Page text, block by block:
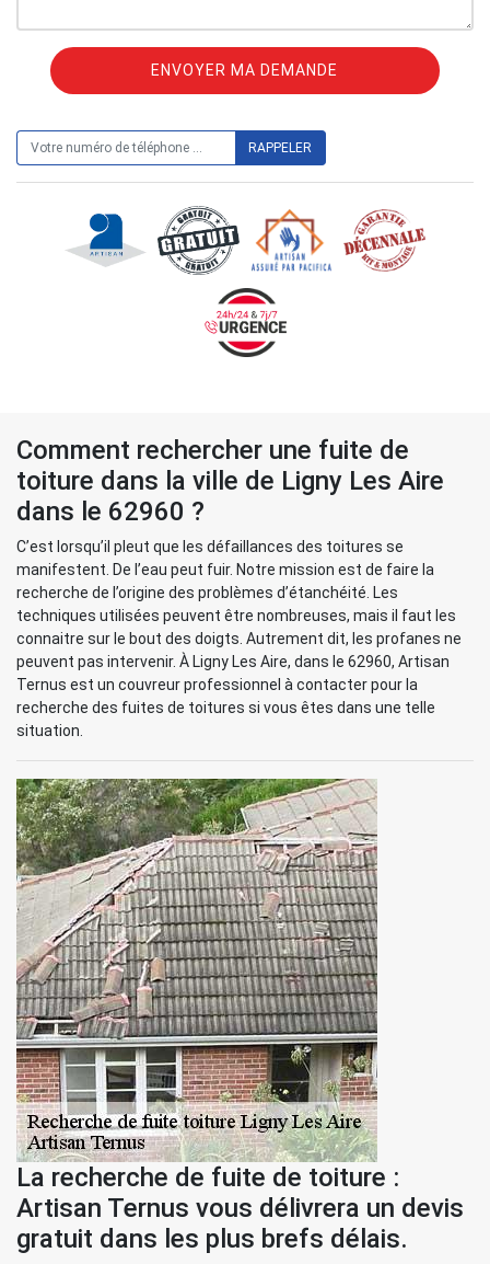
Comment rechercher une fuite de
toiture dans la ville de Ligny Les Aire
dans le 62960 ?
C’est lorsqu’il pleut que les défaillances des toitures se
manifestent. De l’eau peut fuir. Notre mission est de faire la
recherche de l’origine des problèmes d’étanchéité. Les
techniques utilisées peuvent être nombreuses, mais il faut les
connaitre sur le bout des doigts. Autrement dit, les profanes ne
peuvent pas intervenir. À Ligny Les Aire, dans le 62960, Artisan
Ternus est un couvreur professionnel à contacter pour la
recherche des fuites de toitures si vous êtes dans une telle
situation.
La recherche de fuite de toiture :
Artisan Ternus vous délivrera un devis
gratuit dans les plus brefs délais.